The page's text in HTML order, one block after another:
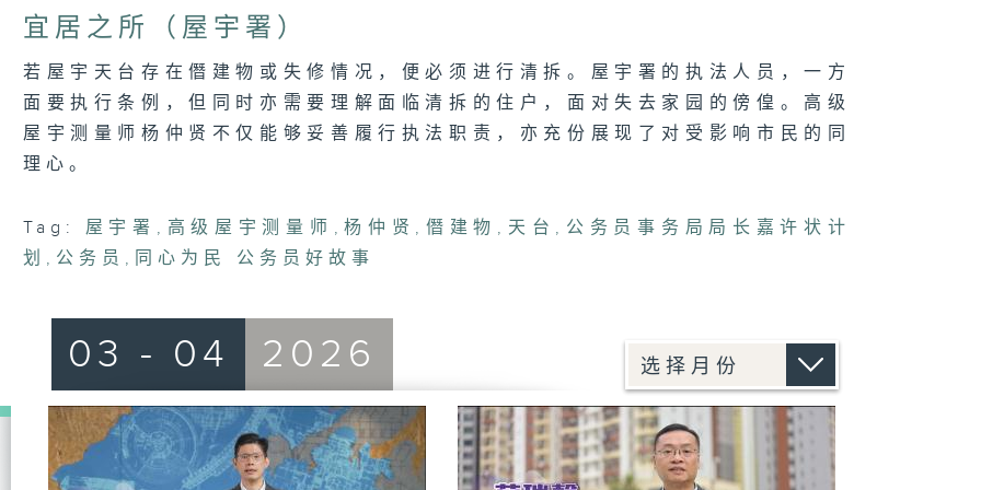
5
minutes,
secondsVolume
90%
宜居之所（屋宇署）
若屋宇天台存在僭建物或失修情况，便必须进行清拆。屋宇署的执法人员，一方
面要执行条例，但同时亦需要理解面临清拆的住户，面对失去家园的傍偟。高级
屋宇测量师杨仲贤不仅能够妥善履行执法职责，亦充份展现了对受影响市民的同
理心。
Tag: 屋宇署 , 高级屋宇测量师 , 杨仲贤 , 僭建物 , 天台 , 公务员事务局局长嘉许状计
划 , 公务员 , 同心为民 公务员好故事
03 - 04 2026